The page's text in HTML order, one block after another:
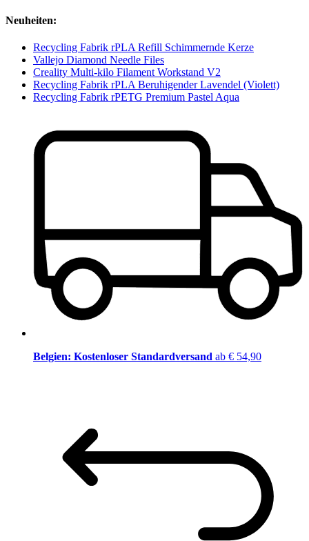
Neuheiten:
Recycling Fabrik rPLA Refill Schimmernde Kerze
Vallejo Diamond Needle Files
Creality Multi-kilo Filament Workstand V2
Recycling Fabrik rPLA Beruhigender Lavendel (Violett)
Recycling Fabrik rPETG Premium Pastel Aqua
Belgien: Kostenloser Standardversand ab € 54,90